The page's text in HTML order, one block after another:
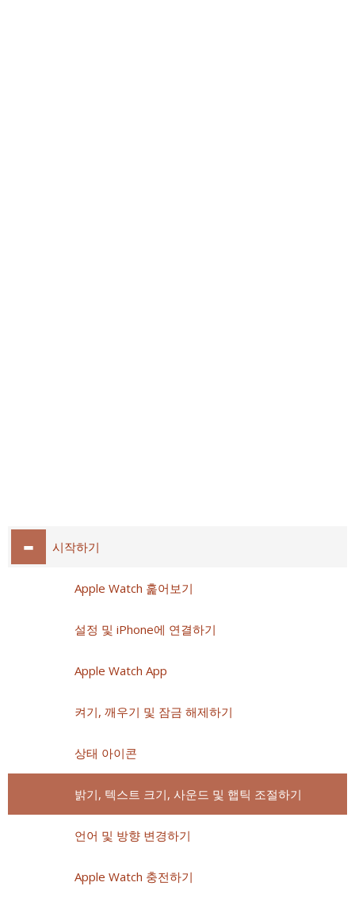
시작하기
Apple Watch 훑어보기
설정 및 iPhone에 연결하기
Apple Watch App
켜기, 깨우기 및 잠금 해제하기
상태 아이콘
밝기, 텍스트 크기, 사운드 및 햅틱 조절하기
언어 및 방향 변경하기
Apple Watch 충전하기